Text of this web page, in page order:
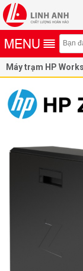
Máy trạm HP